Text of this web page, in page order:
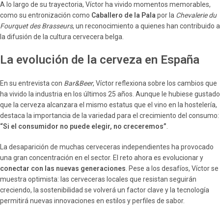
A lo largo de su trayectoria, Víctor ha vivido momentos memorables,
como su entronización como Caballero de la Palapor la Chevalerie du
Fourquet des Brasseurs, un reconocimiento a quienes han contribuido a
la difusión de la cultura cervecera belga.
La evolución de la cerveza en España
En su entrevista con Bar&Beer, Víctor reflexiona sobre los cambios que
ha vivido la industria en los últimos 25 años. Aunque le hubiese gustado
que la cerveza alcanzara el mismo estatus que el vino en la hostelería,
destaca la importancia de la variedad para el crecimiento del consumo:
“Si el consumidor no puede elegir, no creceremos”.
La desaparición de muchas cerveceras independientes ha provocado
una gran concentración en el sector. El reto ahora es evolucionar y
conectar con las nuevas generaciones. Pese a los desafíos, Víctor se
muestra optimista: las cerveceras locales que resistan seguirán
creciendo, la sostenibilidad se volverá un factor clave y la tecnología
permitirá nuevas innovaciones en estilos y perfiles de sabor.